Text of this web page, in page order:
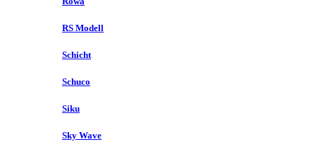
RS Modell
Schicht
Schuco
Siku
Sky Wave